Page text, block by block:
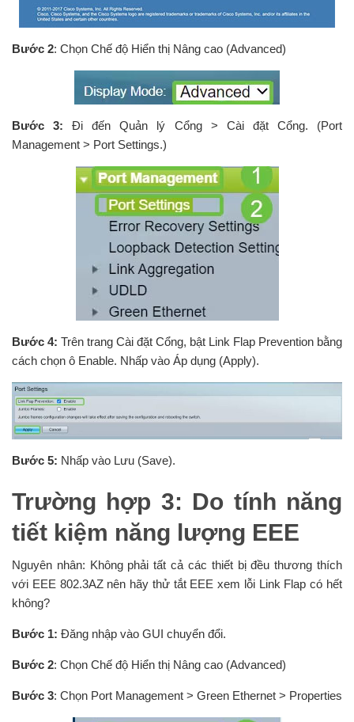
Bước 2: Chọn Chế độ Hiển thị Nâng cao (Advanced)
Bước 3: Đi đến Quản lý Cổng > Cài đặt Cổng. (Port
Management > Port Settings.)
Bước 4: Trên trang Cài đặt Cổng, bật Link Flap Prevention bằng
cách chọn ô Enable. Nhấp vào Áp dụng (Apply).
Bước 5: Nhấp vào Lưu (Save).
Trường hợp 3: Do tính năng
tiết kiệm năng lượng EEE
Nguyên nhân: Không phải tất cả các thiết bị đều thương thích
với EEE 802.3AZ nên hãy thử tắt EEE xem lỗi Link Flap có hết
không?
Bước 1: Đăng nhập vào GUI chuyển đổi.
Bước 2: Chọn Chế độ Hiển thị Nâng cao (Advanced)
Bước 3: Chọn Port Management > Green Ethernet > Properties